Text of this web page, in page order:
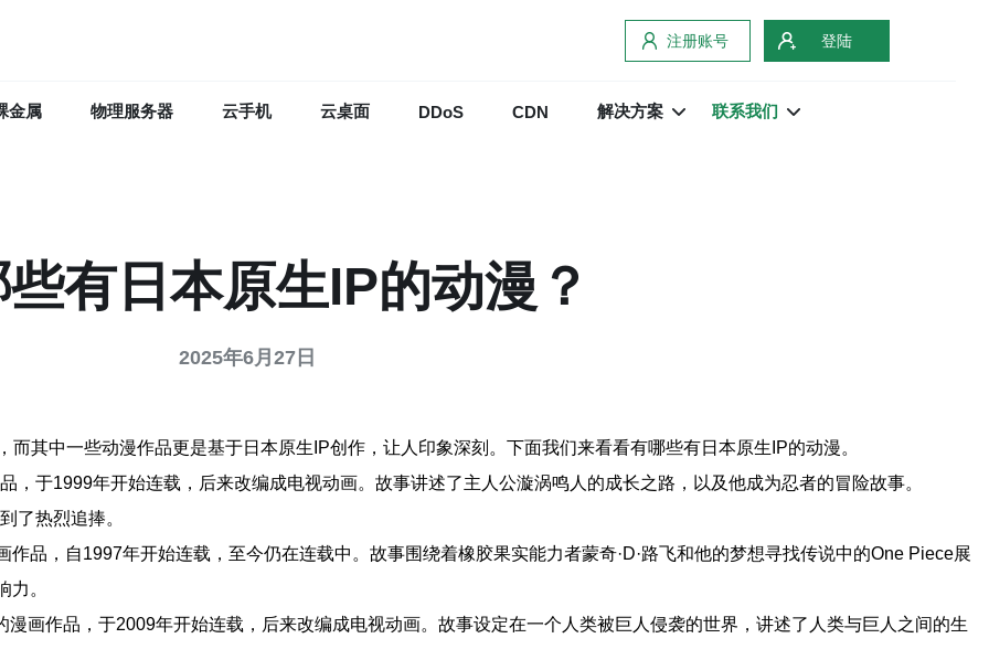
注册账号 登陆
金属 物理服务器 云手机 云桌面 DDoS CDN 解决方案 联系我们
有日本原生IP的动漫？
2025年6月27日
其中一些动漫作品更是基于日本原生IP创作，让人印象深刻。下面我们来看看有哪些有日本原生IP的动漫。
，于1999年开始连载，后来改编成电视动画。故事讲述了主人公漩涡鸣人的成长之路，以及他成为忍者的冒险故事。
了热烈追捧。
品，自1997年开始连载，至今仍在连载中。故事围绕着橡胶果实能力者蒙奇·D·路飞和他的梦想寻找传说中的One Piece展
。
画作品，于2009年开始连载，后来改编成电视动画。故事设定在一个人类被巨人侵袭的世界，讲述了人类与巨人之间的生